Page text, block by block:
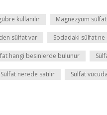
kullanılır Magnezyum sülfat
sülfat var Sodadaki sülfat
hangi besinlerde bulunur
Sülfat nerede satılır Sülfat